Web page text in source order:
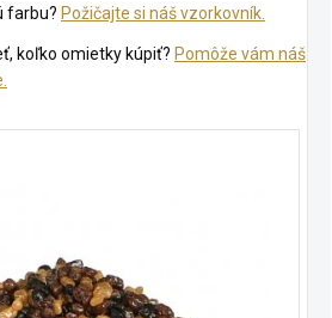
farbu? Požičajte si náš vzorkovník.
koľko omietky kúpiť? Pomôže vám náš